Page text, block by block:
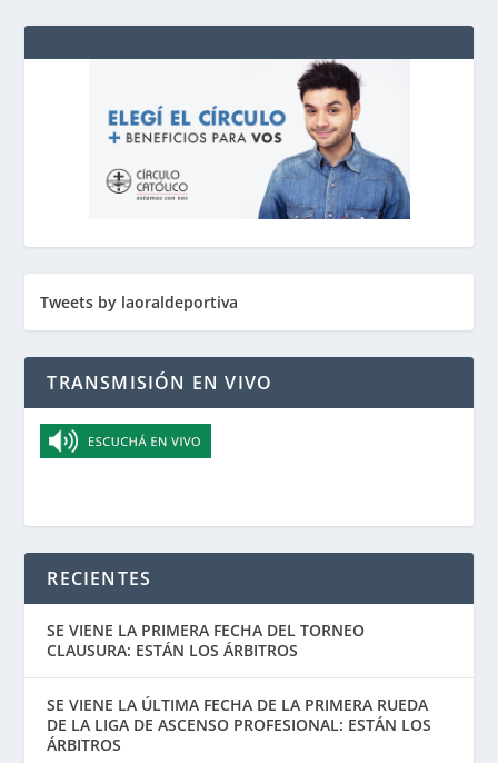
Tweets by laoraldeportiva
TRANSMISIÓN EN VIVO
RECIENTES
SE VIENE LA PRIMERA FECHA DEL TORNEO
CLAUSURA: ESTÁN LOS ÁRBITROS
SE VIENE LA ÚLTIMA FECHA DE LA PRIMERA RUEDA
DE LA LIGA DE ASCENSO PROFESIONAL: ESTÁN LOS
ÁRBITROS